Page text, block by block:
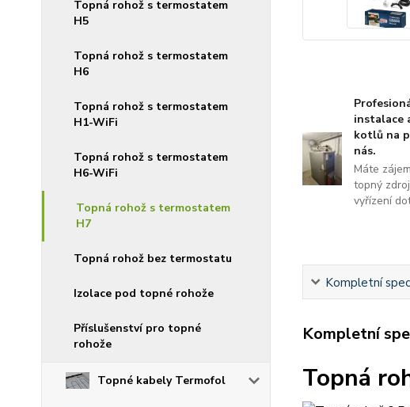
Topná rohož s termostatem
H5
Topná rohož s termostatem
H6
Topná rohož s termostatem
H1-WiFi
Topná rohož s termostatem
H6-WiFi
Topná rohož s termostatem
H7
Topná rohož bez termostatu
Izolace pod topné rohože
Příslušenství pro topné
rohože
Topné kabely Termofol
instalace
kotlů na
nás.
Máte
topný
vyřízení
Kompletní
Kompletní
Topná